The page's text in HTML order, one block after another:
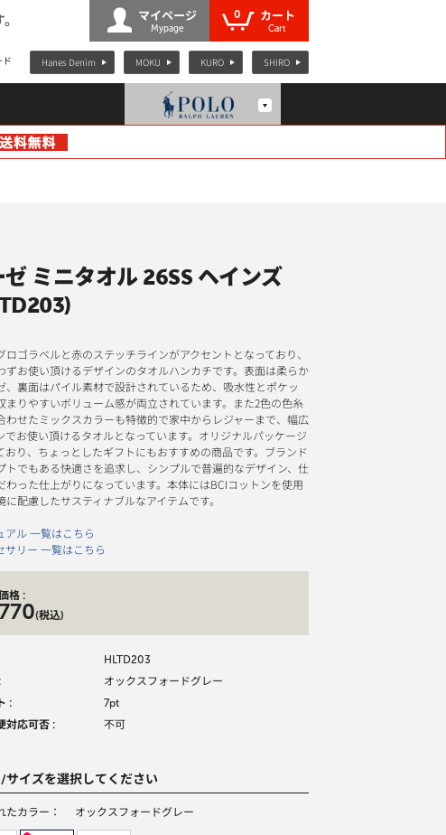
マイページ
Mypage
カート
Cart
0
ド Hanes Denim MOKU KURO SHIRO
ゼ ミニタオル 26SS ヘインズ
ロゴラベルと赤のステッチラインがアクセントとなっており、
ずお使い頂けるデザインのタオルハンカチです。表面は柔らか
、裏面はパイル素材で設計されているため、吸水性とポケッ
まりやすいボリューム感が両立されています。また2色の色糸
わせたミックスカラーも特徴的で家中からレジャーまで、幅広
でお使い頂けるタオルとなっています。オリジナルパッケージ
おり、ちょっとしたギフトにもおすすめの商品です。ブランド
トでもある快適さを追求し、シンプルで普遍的なデザイン、仕
わった仕上がりになっています。本体にはBCIコットンを使用
に配慮したサスティナブルなアイテムです。
ル 一覧はこちら
リー 一覧はこちら
格 :
(税込)
HLTD203
オックスフォードグレー
:
7pt
対応可否 :
不可
サイズを選択してください
たカラー： オックスフォードグレー